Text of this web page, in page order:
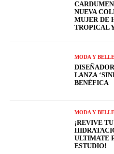
NUEVA
MUJER DE
TROPICAL
MODA Y
LANZA
BENÉFICA
MODA Y
¡REVIVE
ULTIMATE
ESTUDIO!